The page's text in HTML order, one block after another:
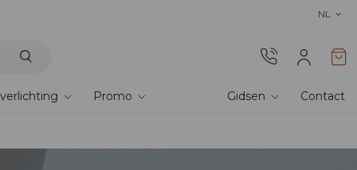
Ontdek de collectie 2026 en
NL
Promo Gidsen Contact